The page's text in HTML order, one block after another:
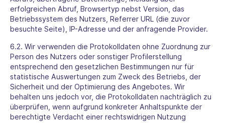
erfolgreichen Abruf, Browsertyp nebst Version, das
Betriebssystem des Nutzers, Referrer URL (die zuvor
besuchte Seite), IP-Adresse und der anfragende Provider.
6.2. Wir verwenden die Protokolldaten ohne Zuordnung zur
Person des Nutzers oder sonstiger Profilerstellung
entsprechend den gesetzlichen Bestimmungen nur für
statistische Auswertungen zum Zweck des Betriebs, der
Sicherheit und der Optimierung des Angebotes. Wir
behalten uns jedoch vor, die Protokolldaten nachträglich zu
überprüfen, wenn aufgrund konkreter Anhaltspunkte der
berechtigte Verdacht einer rechtswidrigen Nutzung